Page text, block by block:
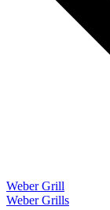
Weber Grill
Weber Grills